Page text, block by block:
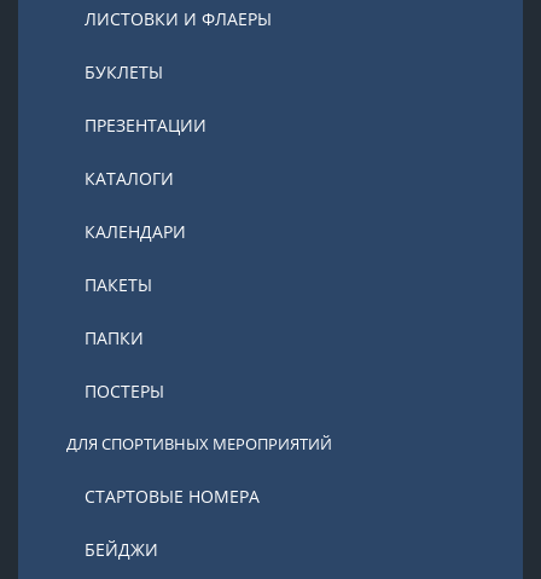
ЛИСТОВКИ И ФЛАЕРЫ
БУКЛЕТЫ
ПРЕЗЕНТАЦИИ
КАТАЛОГИ
КАЛЕНДАРИ
ПАКЕТЫ
ПАПКИ
ПОСТЕРЫ
ДЛЯ СПОРТИВНЫХ МЕРОПРИЯТИЙ
СТАРТОВЫЕ НОМЕРА
БЕЙДЖИ